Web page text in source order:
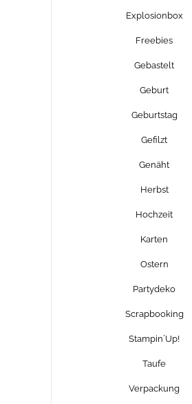
Explosionbox
Freebies
Gebastelt
Geburt
Geburtstag
Gefilzt
Genäht
Herbst
Hochzeit
Karten
Ostern
Partydeko
Scrapbooking
Stampin´Up!
Taufe
Verpackung